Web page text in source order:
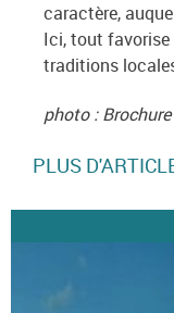
caractère,
Ici, tout
traditions
photo :
PLUS